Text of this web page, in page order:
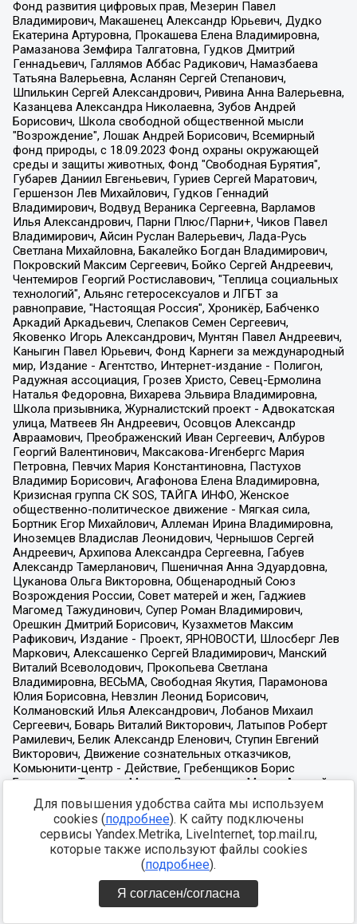
Для повышения удобства сайта мы используем
cookies (подробнее). К сайту подключены
сервисы Yandex.Metrika, LiveInternet, top.mail.ru,
которые также используют файлы cookies
(подробнее).
Я согласен/согласна